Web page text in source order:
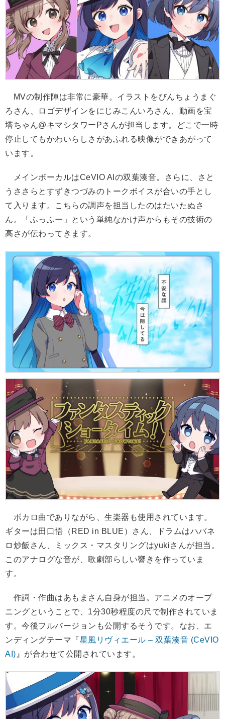
MVの制作陣は非常に豪華。イラストをびんちょうまぐ
ろさん、ロゴデザインをにじみこんいろさん、動画を宝
塔ちゃん@キマシタワーPさんが担当します。どこで一時
停止してもかわいらしさがあふれる映像ができあがって
います。
メインボーカルはCeVIO AIの双葉湊音。さらに、さと
うささらとすずきつづみのトークボイスが合いの手とし
て入ります。こちらの調声を担当したのはたいたぬさ
ん。「ふっふー」という単純なかけ声からもその技術の
高さが伝わってきます。
ボカロ曲でありながら、生楽器も使用されています。
ギターは田口悟（RED in BLUE）さん、ドラムはハバネ
ロ炒飯さん、ミックス・マスタリングはyukiさんが担当。
このアナログな音が、歌劇部らしい響きを作っていま
す。
作詞・作曲はあもまさん自身が担当。アニメのオープ
ニングということで、1分30秒程度の尺で制作されていま
す。今後フルバージョンも公開するそうです。なお、エ
ンディングテーマ『星風リヴィエール – 双葉湊音 (CeVIO
AI) 』が合わせて公開されています。